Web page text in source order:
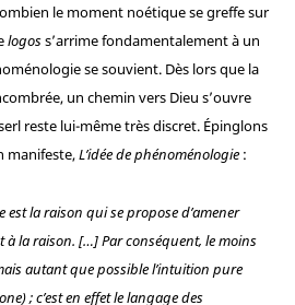
le moment noétique se greffe sur
logoss’arrime fondamentalement à un
se souvient. Dès lors que la
un chemin vers Dieu s’ouvre
reste lui-même très discret. Épinglons
manifeste,L’idée de phénoménologie:
est la raison qui se propose d’amener
à la raison. […] Par conséquent, le moins
autant que possible l’intuition pure
) ; c’est en effet le langage des